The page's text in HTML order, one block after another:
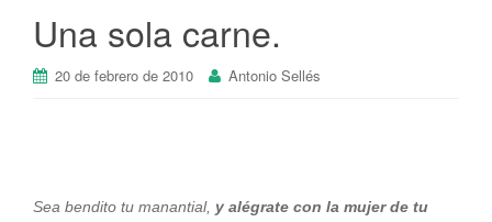
Una sola carne.
20 de febrero de 2010 Antonio Sellés
Sea bendito tu manantial, y alégrate con la mujer de tu